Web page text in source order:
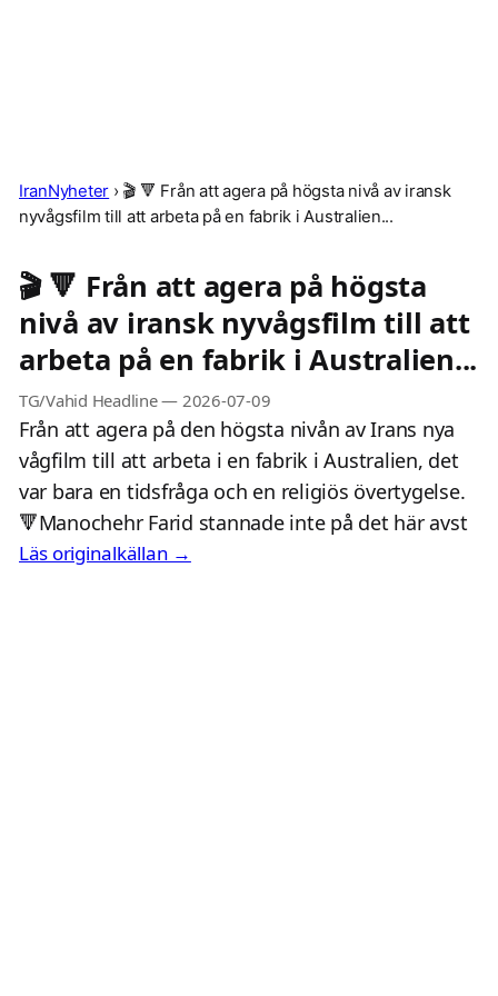
IranNyheter › 🎬 🔻 Från att agera på högsta nivå av iransk
nyvågsfilm till att arbeta på en fabrik i Australien...
🎬 🔻 Från att agera på högsta
nivå av iransk nyvågsfilm till att
arbeta på en fabrik i Australien...
TG/Vahid Headline— 2026-07-09
Från att agera på den högsta nivån av Irans nya
vågfilm till att arbeta i en fabrik i Australien, det
var bara en tidsfråga och en religiös övertygelse.
🔻Manochehr Farid stannade inte på det här avst
Läs originalkällan →